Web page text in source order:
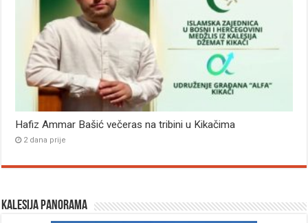
Hafiz Ammar Bašić večeras na tribini u Kikačima
2 dana prije
Kalesija panorama